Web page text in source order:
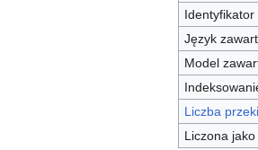
Identyfikator
Język
Model
Liczba
Liczona jako